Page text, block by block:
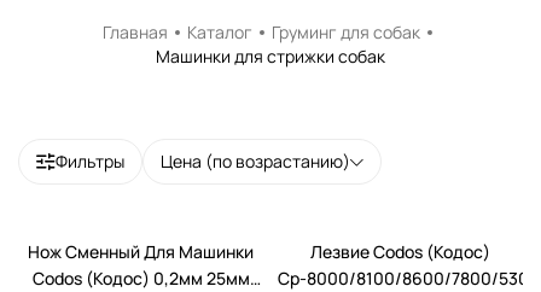
Главная Каталог
Груминг для собак
Машинки для стрижки собак
Фильтры Цена (по возрастанию)
Нож Сменный Для Машинки
Codos (Кодос) 0,2мм 25мм
Лезвие Codos (Кодос)
Ср-8000/8100/8600/7800/5300